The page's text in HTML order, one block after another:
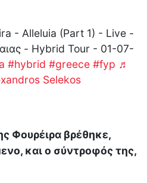
- Alleluia (Part 1) - Live -
- Hybrid Tour - 01-07-
#hybrid #greece #fyp ♬
Selekos
Φουρέιρα βρέθηκε,
και ο σύντροφός της,